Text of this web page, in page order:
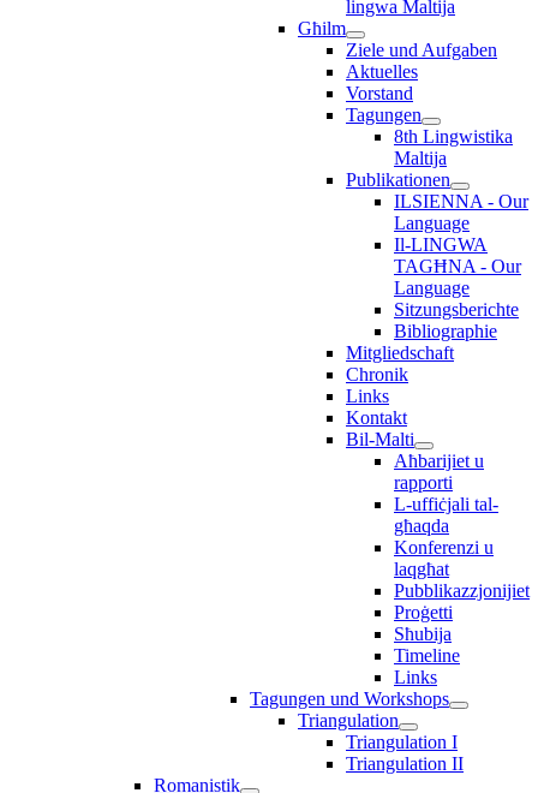
lingwa Maltija
Għilm
Ziele und Aufgaben
Aktuelles
Vorstand
Tagungen
8th Lingwistika
Maltija
Publikationen
ILSIENNA - Our
Language
Il-LINGWA
TAGĦNA - Our
Language
Sitzungsberichte
Bibliographie
Mitgliedschaft
Chronik
Links
Kontakt
Bil-Malti
Aħbarijiet u
rapporti
L-uffiċjali tal-
għaqda
Konferenzi u
laqgħat
Pubblikazzjonijiet
Proġetti
Sħubija
Timeline
Links
Tagungen und Workshops
Triangulation
Triangulation I
Triangulation II
Romanistik